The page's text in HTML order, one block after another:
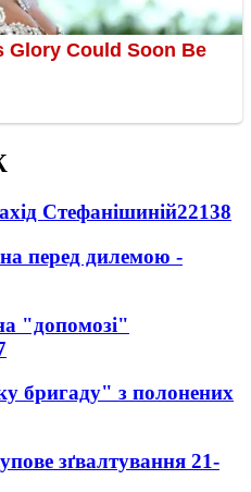
Стефанішиній22138
перед дилемою -
"допомозі"
бригаду" з полонених
зґвалтування 21-